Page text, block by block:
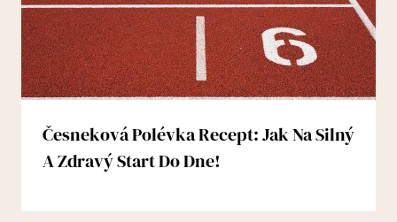
Česneková Polévka Recept: Jak Na Silný
A Zdravý Start Do Dne!